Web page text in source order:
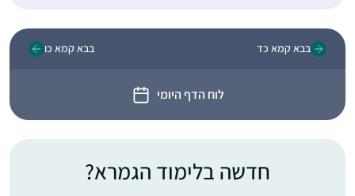
בבא קמא כד
לוח הדף היומי
בבא קמא כו
חדשה בלימוד הגמרא?